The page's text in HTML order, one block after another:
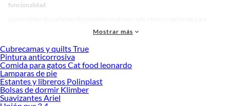
funcionalidad.
todos los gustos. Puedes optar por un parlante JBL grande si buscas potencia y
transportar. También hay alternativas como el parlante Sony grande, ideal para
espacios amplios, o el parlante Cafini grande, pensado para fiestas y reuniones.
Si te interesa la conectividad, el parlante bluetooth en oferta puede ser una
excelente opción para reproducir música desde tu celular sin cables.
En cuanto a precios, hay una amplia gama que se ajusta a distintos presupuestos.
Mostrar más
Cubrecamas y quilts True
Pintura anticorrosiva
Comida para gatos Cat food leonardo
Lamparas de pie
Estantes y libreros Polinplast
Bolsas de dormir Klimber
Suavizantes Ariel